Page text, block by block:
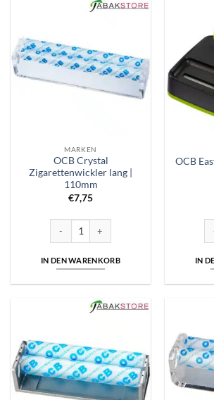
MARKEN
OCB Crystal
Zigarettenwickler lang |
110mm
€7,75
OCB Crystal Zigarettenwickler lang | 110mm
IN DEN WARENKORB
OCB
IN